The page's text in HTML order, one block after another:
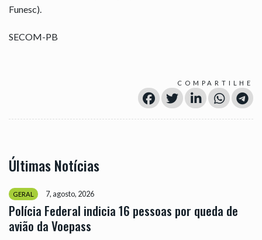
Funesc).
SECOM-PB
COMPARTILHE
Últimas Notícias
GERAL 7, agosto, 2026
Polícia Federal indicia 16 pessoas por queda de
avião da Voepass